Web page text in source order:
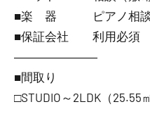
■楽 器 ピアノ相
■保証会社 利用必須
―――――――
■間取り
□STUDIO～2LDK（25.55